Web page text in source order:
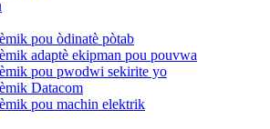
pou òdinatè pòtab
adaptè ekipman pou pouvwa
pou pwodwi sekirite yo
Datacom
pou machin elektrik